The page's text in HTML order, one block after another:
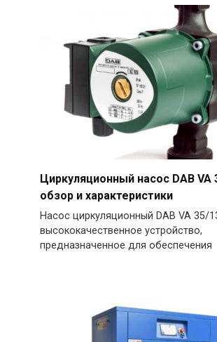
Циркуляционный насос DAB VA
обзор и характеристики
Насос циркуляционный DAB VA 35/
высококачественное устройство,
предназначенное для обеспечения